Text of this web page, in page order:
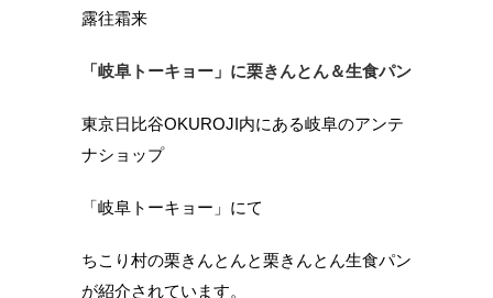
露往霜来
「岐阜トーキョー」に栗きんとん＆生食パン
東京日比谷OKUROJI内にある岐阜のアンテ
ナショップ
「岐阜トーキョー」にて
ちこり村の栗きんとんと栗きんとん生食パン
が紹介されています。